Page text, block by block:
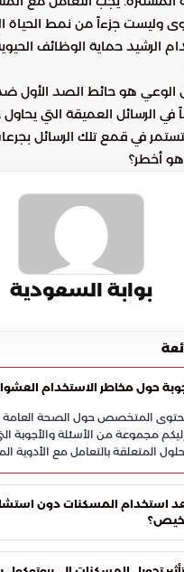
وليست جزءاً من نمط الحياة
الرشيد حماية الوظائف
الوعي هو حائط الصد الأول ضد
الرسائل العميقة التي
في قمع تلك الرسائل
هو أخطر؟
بوابة السعودية
حول مخاطر الاستخدام
المتخصص حول الصحة العامة
مجموعة من الأسئلة والأجوبة
المتعلقة بالتعامل مع الأدوية
يُعد استخدام المسكنات دون
هذا التعتيم يمنع المريض من إدراك